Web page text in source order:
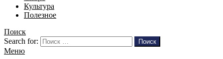
Культура
Полезное
Поиск
Search for:
Поиск
Меню